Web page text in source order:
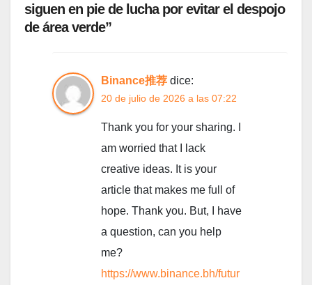
siguen en pie de lucha por evitar el despojo
de área verde”
Binance推荐 dice:
20 de julio de 2026 a las 07:22
Thank you for your sharing. I
am worried that I lack
creative ideas. It is your
article that makes me full of
hope. Thank you. But, I have
a question, can you help
me?
https://www.binance.bh/futur